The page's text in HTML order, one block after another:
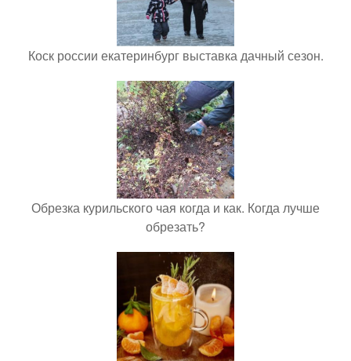
Коск россии екатеринбург выставка дачный сезон.
Обрезка курильского чая когда и как. Когда лучше
обрезать?